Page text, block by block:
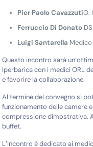
Pier Paolo CavazzutiO.
Ferruccio Di Donato
Luigi Santarella
Questo incontro sarà
Iperbarica con i medici ORL
e favorire la collaborazione.
Al termine del convegno si
funzionamento delle camere
compressione dimostrativa.
buffet.
L’incontro è dedicato ai